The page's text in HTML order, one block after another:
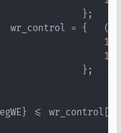
};
wr_control = {
1'b
1'b
};
<= wr_control[